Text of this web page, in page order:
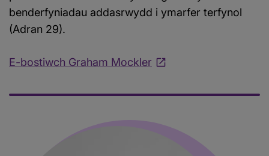
benderfyniadau addasrwydd i ymarfer terfynol
(Adran 29).
E-bostiwch Graham Mockler